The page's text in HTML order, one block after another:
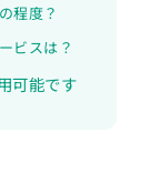
程度？
ビスは？
可能です